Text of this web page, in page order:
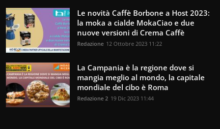
Le novità Caffè Borbone a Host 2023:
la moka a cialde MokaCiao e due
nuove versioni di Crema Caffè
Redazione 12 Ottobre 2023 11:22
La Campania è la regione dove si
mangia meglio al mondo, la capitale
mondiale del cibo è Roma
Redazione 2 19 Dic 2023 11:44